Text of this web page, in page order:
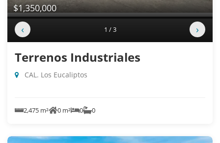
$1,350,000
‹ 1 / 3 ›
Terrenos Industriales
CAL. Los Eucaliptos
2,475 m² 0 m² 0 0